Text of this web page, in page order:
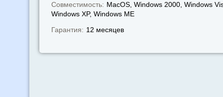
Совместимость: MacOS, Windows 2000, Windows
Windows XP, Windows МЕ
Гарантия: 12 месяцев